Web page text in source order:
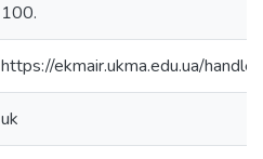
100.
https://ekmair.ukma.edu.ua/
uk